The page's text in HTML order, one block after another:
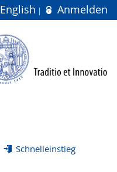
English Anmelden
Schnelleinstieg